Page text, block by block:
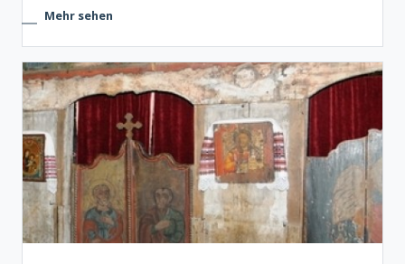
Mehr sehen